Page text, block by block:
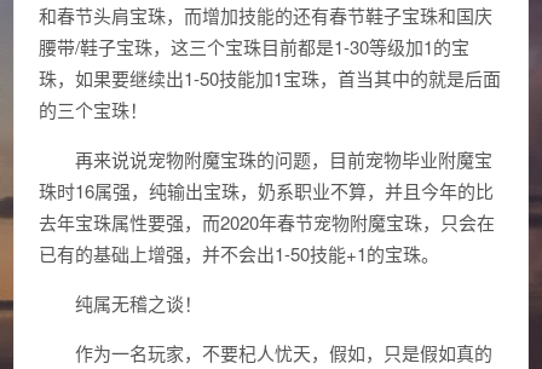
和春节头肩宝珠，而增加技能的还有春节鞋子宝珠和国庆
腰带/鞋子宝珠，这三个宝珠目前都是1-30等级加1的宝
珠，如果要继续出1-50技能加1宝珠，首当其中的就是后面
的三个宝珠！
再来说说宠物附魔宝珠的问题，目前宠物毕业附魔宝
珠时16属强，纯输出宝珠，奶系职业不算，并且今年的比
去年宝珠属性要强，而2020年春节宠物附魔宝珠，只会在
已有的基础上增强，并不会出1-50技能+1的宝珠。
纯属无稽之谈！
作为一名玩家，不要杞人忧天，假如，只是假如真的